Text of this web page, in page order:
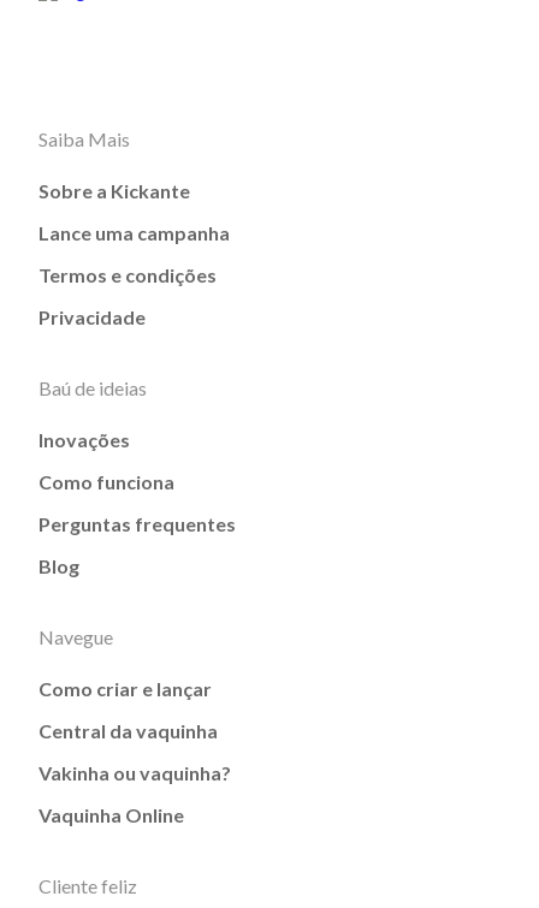
Saiba Mais
Sobre a Kickante
Lance uma campanha
Termos e condições
Privacidade
Baú de ideias
Inovações
Como funciona
Perguntas frequentes
Blog
Navegue
Como criar e lançar
Central da vaquinha
Vakinha ou vaquinha?
Vaquinha Online
Cliente feliz